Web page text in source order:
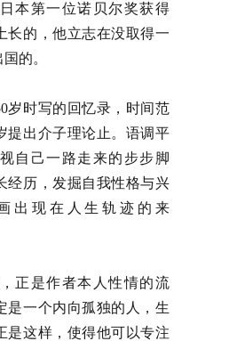
本第一位诺贝尔奖获得
长的，他立志在没取得一
不出国的。
岁时写的回忆录，时间范
提出介子理论止。语调平
自己一路走来的步步脚
经历，发掘自我性格与兴
出现在人生轨迹的来
正是作者本人性情的流
是一个内向孤独的人，生
是这样，使得他可以专注